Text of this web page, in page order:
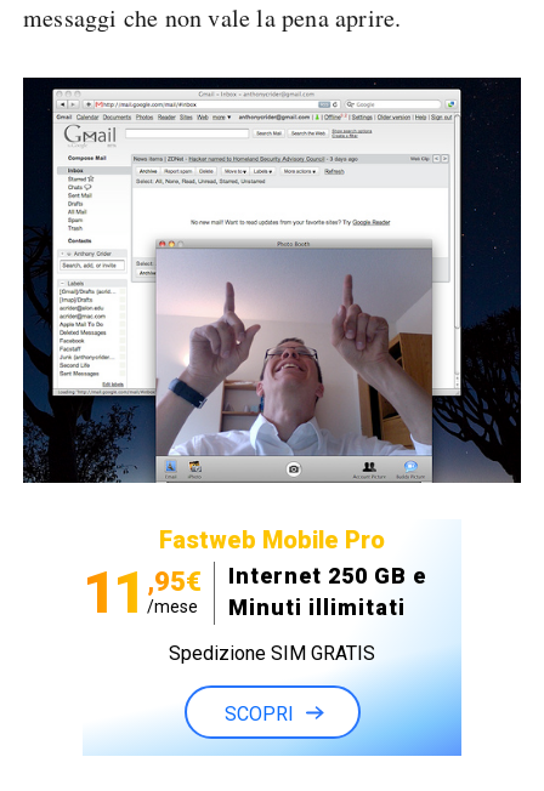
messaggi che non vale la pena aprire.
Fastweb Mobile Pro
11 ,95€
/mese
Internet 250 GB e
Minuti illimitati
Spedizione SIM GRATIS
SCOPRI